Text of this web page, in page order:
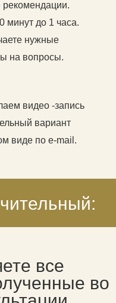
минут до 1 часа.
нужные
на вопросы.
видео -запись
вариант
виде по e-mail.
все
во